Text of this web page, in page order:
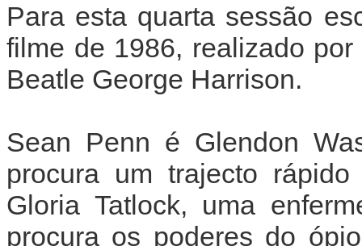
Para esta quarta sessão
filme de 1986, realizado
Beatle George Harrison.
Sean Penn é Glendon
procura um trajecto
Gloria Tatlock, uma
procura os poderes do